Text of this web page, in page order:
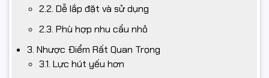
2.2. Dễ lắp đặt và sử dụng
2.3. Phù hợp nhu cầu nhỏ
3. Nhược Điểm Rất Quan Trọng
3.1. Lực hút yếu hơn